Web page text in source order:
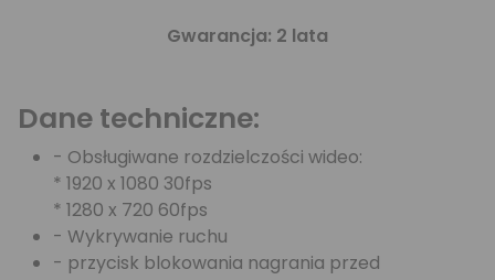
Gwarancja: 2 lata
Dane techniczne:
- Obsługiwane rozdzielczości wideo:
* 1920 x 1080 30fps
* 1280 x 720 60fps
- Wykrywanie ruchu
- przycisk blokowania nagrania przed